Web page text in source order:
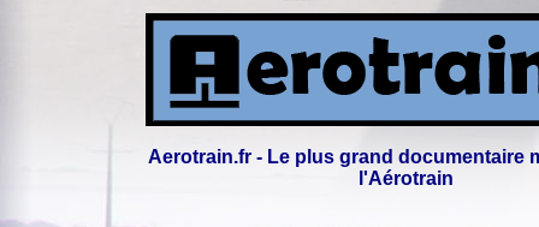
Aerotrain.fr - Le plus grand documentaire
l'Aérotrain